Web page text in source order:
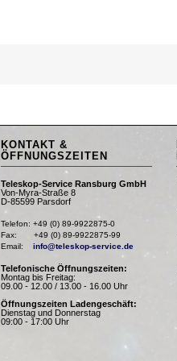
KONTAKT &
ÖFFNUNGSZEITEN
Teleskop-Service Ransburg GmbH
Von-Myra-Straße 8
D-85599 Parsdorf
Telefon: +49 (0) 89-9922875-0
Fax:       +49 (0) 89-9922875-99
Email: info@teleskop-service.de
Telefonische Öffnungszeiten:
Montag bis Freitag:
09.00 - 12.00 / 13.00 - 16.00 Uhr
Öffnungszeiten Ladengeschäft:
Dienstag und Donnerstag
09:00 - 17:00 Uhr